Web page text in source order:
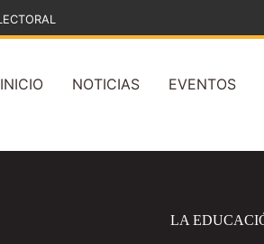
INICIO NOTICIAS EVENTOS
LA